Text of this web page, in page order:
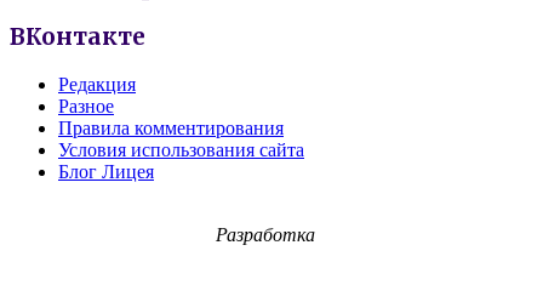
ВКонтакте
Редакция
Разное
Правила комментирования
Условия использования сайта
Блог Лицея
Разработка